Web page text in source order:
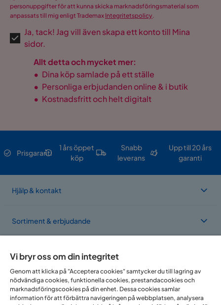
personuppgifter för att kunna skicka marknadsföringsmaterial som
anpassats till mig enligt Trademax Integritetspolicy.
Ja, tack! Jag vill även skapa ett konto till Mina
sidor.
Allt detta och mycket mer:
• Dina köp samlade på ett ställe
• Personliga erbjudanden online & i butik
• Kostnadsfritt och helt digitalt
Prisgaranti
1 års öppet
köp
Snabb
leverans
Upp till 20 års
garanti
Hjälp & kontakt
Sortiment & erbjudande
Vi finns i flera länder
Vi bryr oss om din integritet
Genom att klicka på "Acceptera cookies" samtycker du till lagring av
nödvändiga cookies, funktionella cookies, prestandacookies och
marknadsföringscookies på din enhet. Dessa cookies samlar
information för att förbättra navigeringen på webbplatsen, analysera